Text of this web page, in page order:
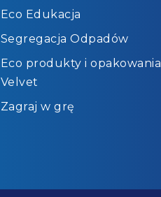
Eco Edukacja
Segregacja Odpadów
Eco produkty i opakowania
Velvet
Zagraj w grę